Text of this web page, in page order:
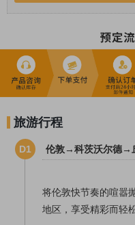
旅游行程
D1 伦敦→科茨沃尔德→
将伦敦快节奏的喧嚣
地区，享受精彩而轻